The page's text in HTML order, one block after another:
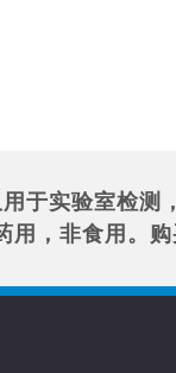
于实验室检测
用，非食用。